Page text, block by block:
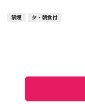
禁煙 夕・朝食付